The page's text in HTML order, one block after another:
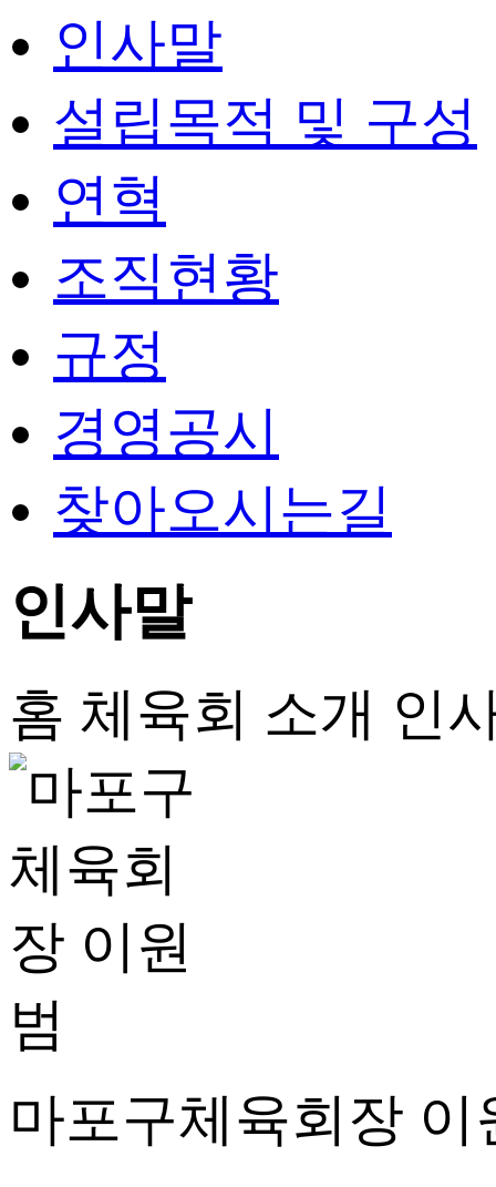
인사말
설립목적 및 구성
연혁
조직현황
규정
경영공시
찾아오시는길
인사말
홈 체육회 소개 인
마포구체육회장 이